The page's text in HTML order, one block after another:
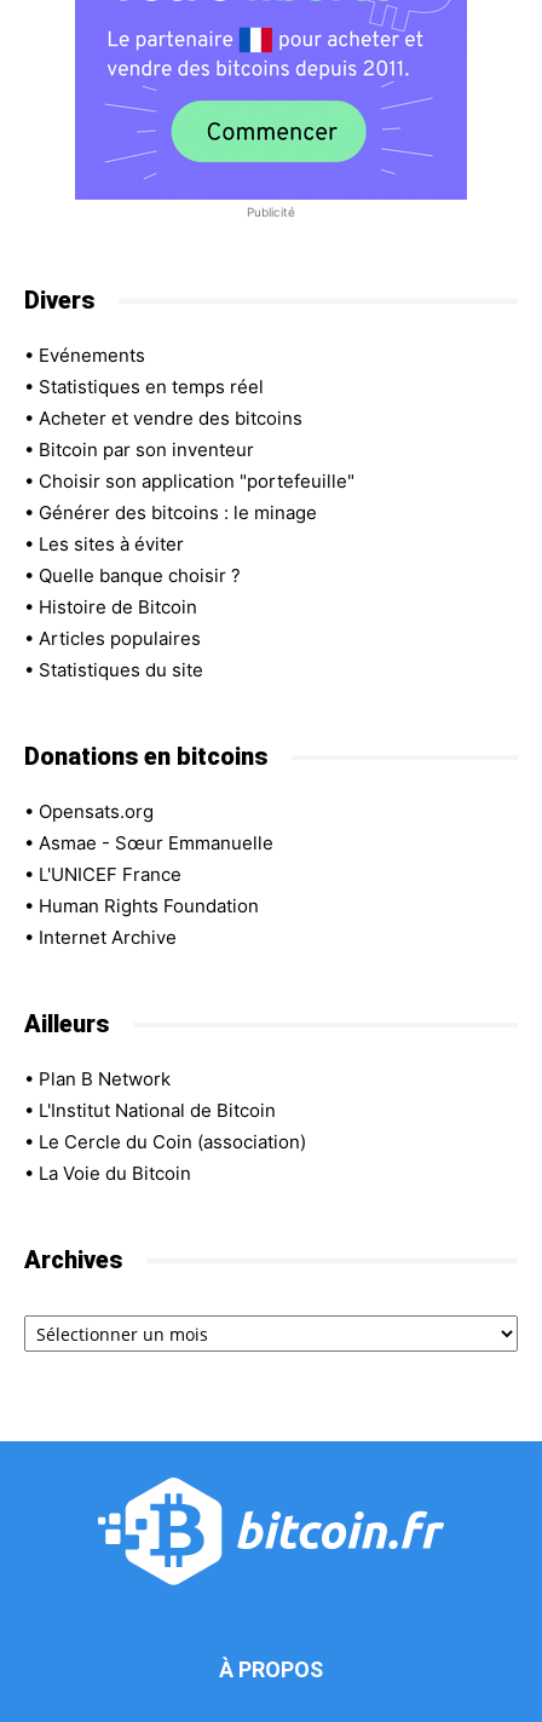
Publicité
Divers
• Evénements
• Statistiques en temps réel
• Acheter et vendre des bitcoins
• Bitcoin par son inventeur
• Choisir son application "portefeuille"
• Générer des bitcoins : le minage
• Les sites à éviter
• Quelle banque choisir ?
• Histoire de Bitcoin
• Articles populaires
• Statistiques du site
Donations en bitcoins
• Opensats.org
• Asmae - Sœur Emmanuelle
• L'UNICEF France
• Human Rights Foundation
• Internet Archive
Ailleurs
• Plan B Network
• L'Institut National de Bitcoin
• Le Cercle du Coin (association)
• La Voie du Bitcoin
Archives
Archives
À PROPOS